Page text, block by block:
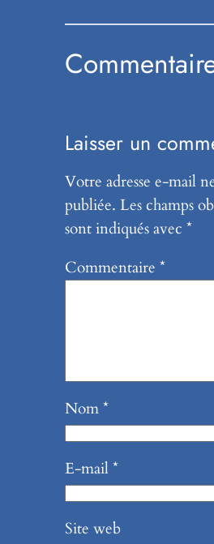
Laisser un
Votre adresse e-mail
publiée. Les champs
sont indiqués avec *
Commentaire *
Nom*
E-mail*
Site web